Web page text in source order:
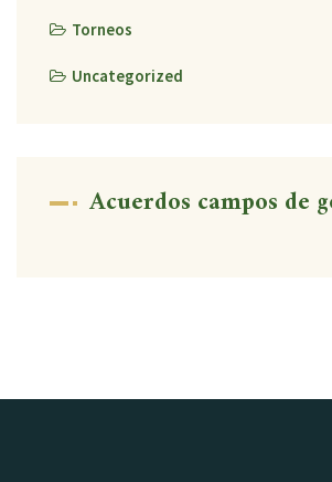
Torneos
Uncategorized
Acuerdos campos de